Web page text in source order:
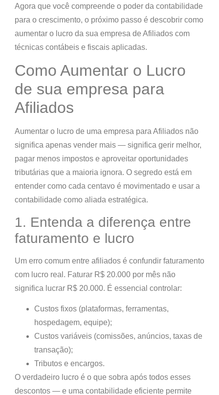
Agora que você compreende o poder da contabilidade
para o crescimento, o próximo passo é descobrir como
aumentar o lucro da sua empresa de Afiliados com
técnicas contábeis e fiscais aplicadas.
Como Aumentar o Lucro
de sua empresa para
Afiliados
Aumentar o lucro de uma empresa para Afiliados não
significa apenas vender mais — significa gerir melhor,
pagar menos impostos e aproveitar oportunidades
tributárias que a maioria ignora. O segredo está em
entender como cada centavo é movimentado e usar a
contabilidade como aliada estratégica.
1. Entenda a diferença entre
faturamento e lucro
Um erro comum entre afiliados é confundir faturamento
com lucro real . Faturar R$ 20.000 por mês não
significa lucrar R$ 20.000. É essencial controlar:
Custos fixos (plataformas, ferramentas,
hospedagem, equipe);
Custos variáveis (comissões, anúncios, taxas de
transação);
Tributos e encargos.
O verdadeiro lucro é o que sobra após todos esses
descontos — e uma contabilidade eficiente permite